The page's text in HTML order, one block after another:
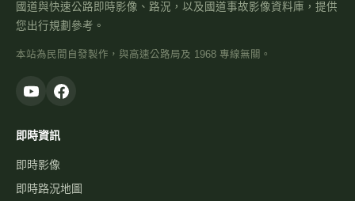
國道與快速公路即時影像、路況，以及國道事故影像資料庫，提供
您出行規劃參考。
本站為民間自發製作，與高速公路局及 1968 專線無關。
即時資訊
即時影像
即時路況地圖